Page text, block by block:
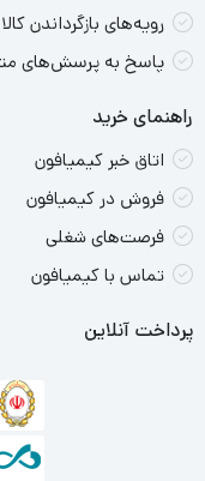
رویه‌های بازگرداندن کالا
پاسخ به پرسش‌های
راهنمای خرید
اتاق خبر کیمیافون
فروش در کیمیافون
فرصت‌های شغلی
تماس با کیمیافون
پرداخت آنلاین